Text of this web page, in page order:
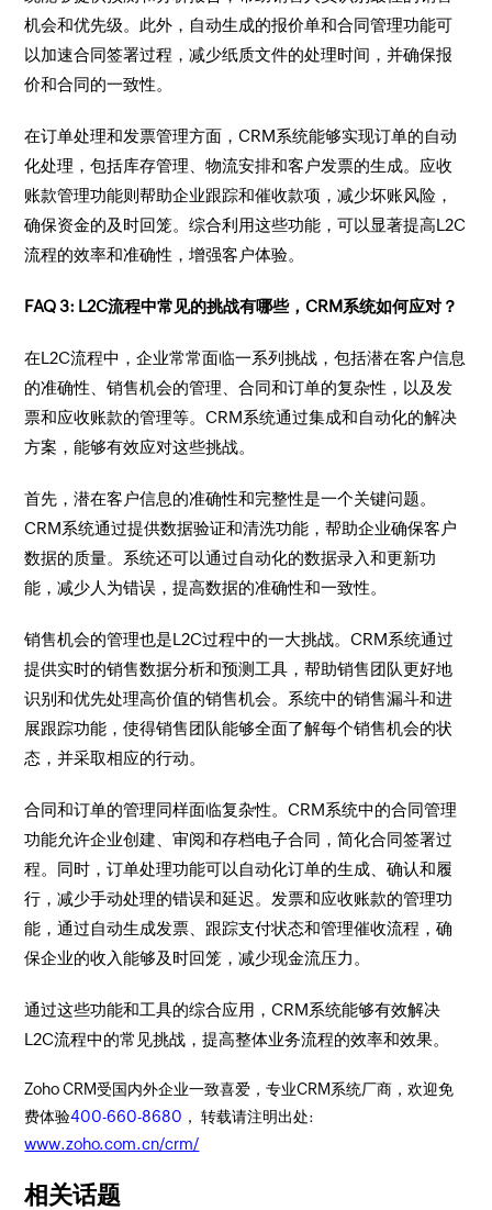
机会和优先级。此外，自动生成的报价单和合同管理功能可
以加速合同签署过程，减少纸质文件的处理时间，并确保报
价和合同的一致性。
在订单处理和发票管理方面，CRM系统能够实现订单的自动
化处理，包括库存管理、物流安排和客户发票的生成。应收
账款管理功能则帮助企业跟踪和催收款项，减少坏账风险，
确保资金的及时回笼。综合利用这些功能，可以显著提高L2C
流程的效率和准确性，增强客户体验。
FAQ 3: L2C流程中常见的挑战有哪些，CRM系统如何应对？
在L2C流程中，企业常常面临一系列挑战，包括潜在客户信息
的准确性、销售机会的管理、合同和订单的复杂性，以及发
票和应收账款的管理等。CRM系统通过集成和自动化的解决
方案，能够有效应对这些挑战。
首先，潜在客户信息的准确性和完整性是一个关键问题。
CRM系统通过提供数据验证和清洗功能，帮助企业确保客户
数据的质量。系统还可以通过自动化的数据录入和更新功
能，减少人为错误，提高数据的准确性和一致性。
销售机会的管理也是L2C过程中的一大挑战。CRM系统通过
提供实时的销售数据分析和预测工具，帮助销售团队更好地
识别和优先处理高价值的销售机会。系统中的销售漏斗和进
展跟踪功能，使得销售团队能够全面了解每个销售机会的状
态，并采取相应的行动。
合同和订单的管理同样面临复杂性。CRM系统中的合同管理
功能允许企业创建、审阅和存档电子合同，简化合同签署过
程。同时，订单处理功能可以自动化订单的生成、确认和履
行，减少手动处理的错误和延迟。发票和应收账款的管理功
能，通过自动生成发票、跟踪支付状态和管理催收流程，确
保企业的收入能够及时回笼，减少现金流压力。
通过这些功能和工具的综合应用，CRM系统能够有效解决
L2C流程中的常见挑战，提高整体业务流程的效率和效果。
Zoho CRM受国内外企业一致喜爱，专业CRM系统厂商，欢迎免
费体验400-660-8680 ， 转载请注明出处:
www.zoho.com.cn/crm/
相关话题